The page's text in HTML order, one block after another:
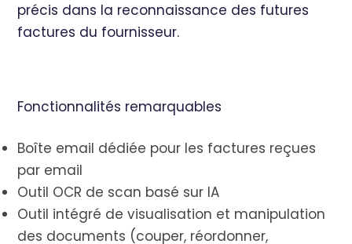
précis dans la reconnaissance des futures
factures du fournisseur.
Fonctionnalités remarquables
Boîte email dédiée pour les factures reçues
par email
Outil OCR de scan basé sur IA
Outil intégré de visualisation et manipulation
des documents (couper, réordonner,